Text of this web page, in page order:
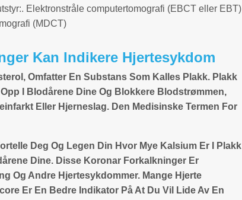
Elektronstråle computertomografi (EBCT eller EBT)
(MDCT)
Kan Indikere Hjertesykdom
Omfatter En Substans Som Kalles Plakk. Plakk
I Blodårene Dine Og Blokkere Blodstrømmen,
Eller Hjerneslag. Den Medisinske Termen For
Deg Og Legen Din Hvor Mye Kalsium Er I Plakk
Dine. Disse Koronar Forkalkninger Er
Og Andre Hjertesykdommer. Mange Hjerte
Er En Bedre Indikator På At Du Vil Lide Av En